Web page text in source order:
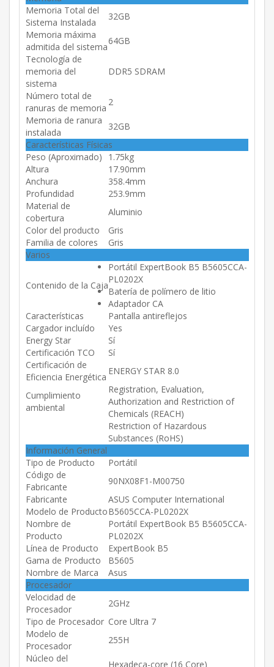
Memoria Total del
Sistema Instalada
32GB
Memoria máxima
admitida del sistema
64GB
Tecnología de
memoria del
sistema
DDR5 SDRAM
Número total de
ranuras de memoria
2
Memoria de ranura
instalada
32GB
Características Físicas
Peso (Aproximado)
1.75kg
Altura
17.90mm
Anchura
358.4mm
Profundidad
253.9mm
Material de
cobertura
Aluminio
Color del producto
Gris
Familia de colores
Gris
Varios
Contenido de la Caja
Portátil ExpertBook B5 B5605CCA-
PL0202X
Batería de polímero de litio
Adaptador CA
Características
Pantalla antireflejos
Cargador incluído
Yes
Energy Star
Sí
Certificación TCO
Sí
Certificación de
Eficiencia Energética
ENERGY STAR 8.0
Cumplimiento
ambiental
Registration, Evaluation,
Authorization and Restriction of
Chemicals (REACH)
Restriction of Hazardous
Substances (RoHS)
Información General
Tipo de Producto
Portátil
Código de
Fabricante
90NX08F1-M00750
Fabricante
ASUS Computer International
Modelo de ProductoB5605CCA-PL0202X
Nombre de
Producto
Portátil ExpertBook B5 B5605CCA-
PL0202X
Línea de Producto
ExpertBook B5
Gama de Producto
B5605
Nombre de Marca
Asus
Procesador
Velocidad de
Procesador
2GHz
Tipo de Procesador Core Ultra 7
Modelo de
Procesador
255H
Núcleo del
Hexadeca-core (16 Core)